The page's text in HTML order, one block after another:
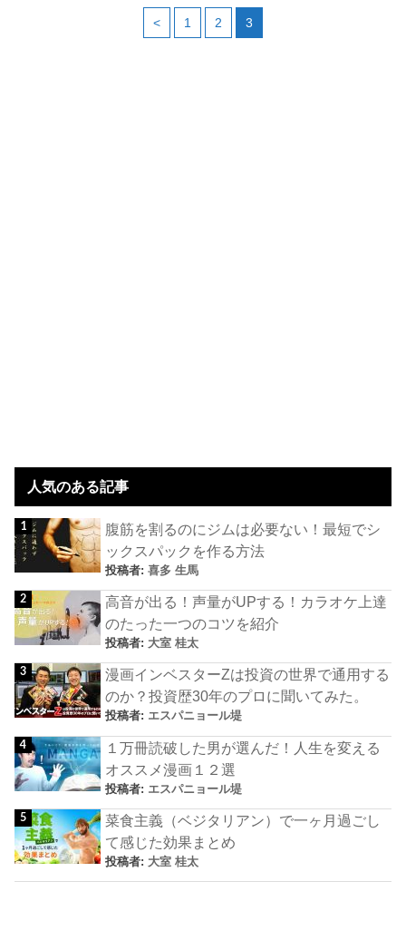
< 1 2 3
人気のある記事
腹筋を割るのにジムは必要ない！最短でシ
ックスパックを作る方法
投稿者:喜多 生馬
高音が出る！声量がUPする！カラオケ上達
のたった一つのコツを紹介
投稿者: 大室 桂太
漫画インベスターZは投資の世界で通用する
のか？投資歴30年のプロに聞いてみた。
投稿者: エスパニョール堤
１万冊読破した男が選んだ！人生を変える
オススメ漫画１２選
投稿者: エスパニョール堤
菜食主義（ベジタリアン）で一ヶ月過ごし
て感じた効果まとめ
投稿者: 大室 桂太